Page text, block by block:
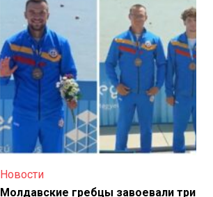
Новости
Молдавские гребцы завоевали три